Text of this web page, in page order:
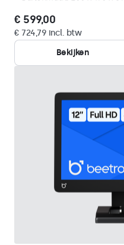
€ 599,00
€ 724,79 incl. btw
Bekijken